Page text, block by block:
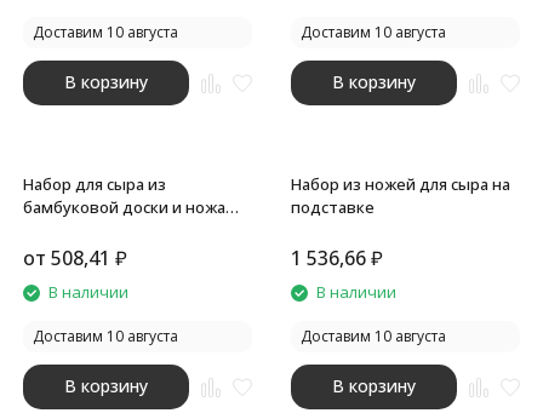
Доставим 10 августа
В корзину
Доставим 10 августа
В корзину
Набор для сыра из
бамбуковой доски и ножа
от 508,41 ₽
В наличии
Доставим 10 августа
В корзину
Набор из ножей для сыра на
подставке
1 536,66₽
В наличии
Доставим 10 августа
В корзину